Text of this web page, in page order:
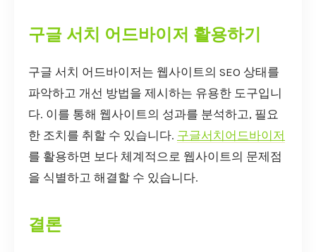
구글 서치 어드바이저 활용하기
구글 서치 어드바이저는 웹사이트의 SEO 상태를
파악하고 개선 방법을 제시하는 유용한 도구입니
다. 이를 통해 웹사이트의 성과를 분석하고, 필요
한 조치를 취할 수 있습니다. 구글서치어드바이저
를 활용하면 보다 체계적으로 웹사이트의 문제점
을 식별하고 해결할 수 있습니다.
결론